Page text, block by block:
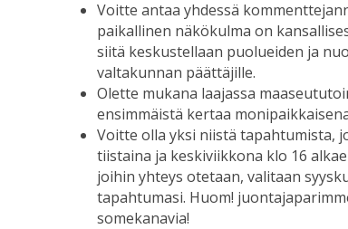
Voitte antaa yhdessä
paikallinen näkökulma on
siitä keskustellaan puolueiden ja
valtakunnan päättäjille.
Olette mukana laajassa
ensimmäistä kertaa
Voitte olla yksi niistä tapahtumista,
tiistaina ja keskiviikkona klo 16
joihin yhteys otetaan, valitaan
tapahtumasi. Huom!
somekanavia!